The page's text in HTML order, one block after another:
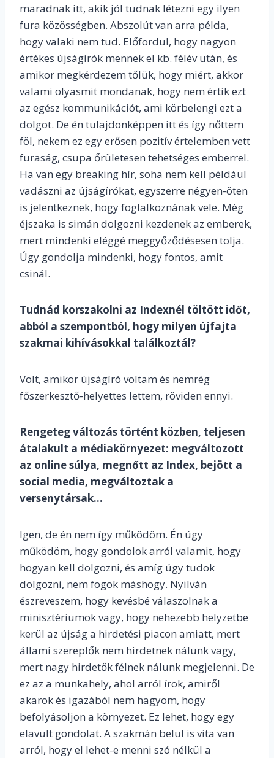
maradnak itt, akik jól tudnak létezni egy ilyen
fura közösségben. Abszolút van arra példa,
hogy valaki nem tud. Előfordul, hogy nagyon
értékes újságírók mennek el kb. félév után, és
amikor megkérdezem tőlük, hogy miért, akkor
valami olyasmit mondanak, hogy nem értik ezt
az egész kommunikációt, ami körbelengi ezt a
dolgot. De én tulajdonképpen itt és így nőttem
föl, nekem ez egy erősen pozitív értelemben vett
furaság, csupa őrületesen tehetséges emberrel.
Ha van egy breaking hír, soha nem kell például
vadászni az újságírókat, egyszerre négyen-öten
is jelentkeznek, hogy foglalkoznának vele. Még
éjszaka is simán dolgozni kezdenek az emberek,
mert mindenki eléggé meggyőződésesen tolja.
Úgy gondolja mindenki, hogy fontos, amit
csinál.
Tudnád korszakolni az Indexnél töltött időt,
abból a szempontból, hogy milyen újfajta
szakmai kihívásokkal találkoztál?
Volt, amikor újságíró voltam és nemrég
főszerkesztő-helyettes lettem, röviden ennyi.
Rengeteg változás történt közben, teljesen
átalakult a médiakörnyezet: megváltozott
az online súlya, megnőtt az Index, bejött a
social media, megváltoztak a
versenytársak…
Igen, de én nem így működöm. Én úgy
működöm, hogy gondolok arról valamit, hogy
hogyan kell dolgozni, és amíg úgy tudok
dolgozni, nem fogok máshogy. Nyilván
észreveszem, hogy kevésbé válaszolnak a
minisztériumok vagy, hogy nehezebb helyzetbe
kerül az újság a hirdetési piacon amiatt, mert
állami szereplők nem hirdetnek nálunk vagy,
mert nagy hirdetők félnek nálunk megjelenni. De
ez az a munkahely, ahol arról írok, amiről
akarok és igazából nem hagyom, hogy
befolyásoljon a környezet. Ez lehet, hogy egy
elavult gondolat. A szakmán belül is vita van
arról, hogy el lehet-e menni szó nélkül a